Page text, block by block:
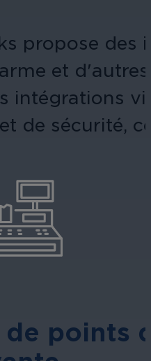
propose des
et
intégrations
de sécurité,
de points